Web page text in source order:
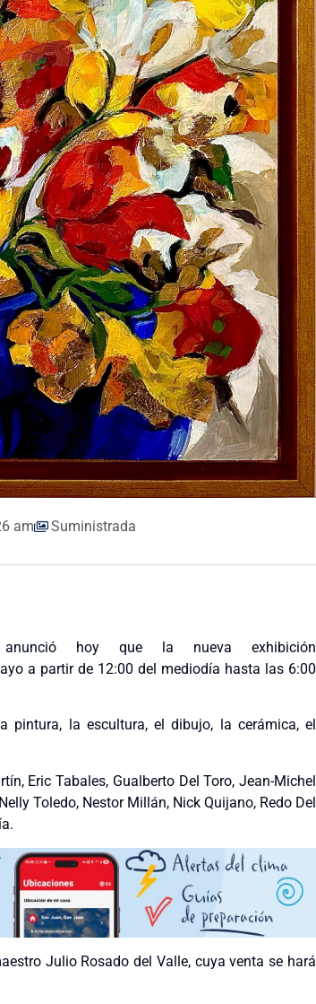
am Suministrada
hoy que la nueva exhibición
a partir de 12:00 del mediodía hasta las 6:00
la escultura, el dibujo, la cerámica, el
Eric Tabales, Gualberto Del Toro, Jean-Michel
Toledo, Nestor Millán, Nick Quijano, Redo Del
Julio Rosado del Valle, cuya venta se hará